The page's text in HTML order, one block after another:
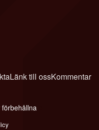
Länk till ossKommentar